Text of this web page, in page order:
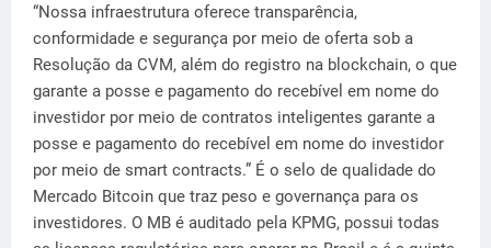
“Nossa infraestrutura oferece transparência,
conformidade e segurança por meio de oferta sob a
Resolução da CVM, além do registro na blockchain, o que
garante a posse e pagamento do recebível em nome do
investidor por meio de contratos inteligentes garante a
posse e pagamento do recebível em nome do investidor
por meio de smart contracts.” É o selo de qualidade do
Mercado Bitcoin que traz peso e governança para os
investidores. O MB é auditado pela KPMG, possui todas